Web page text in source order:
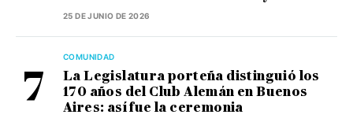
25 DE JUNIO DE 2026
COMUNIDAD
La Legislatura porteña distinguió los
170 años del Club Alemán en Buenos
Aires: así fue la ceremonia